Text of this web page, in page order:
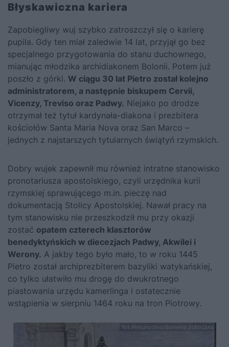
Błyskawiczna kariera
Zapobiegliwy wuj szybko zatroszczył się o karierę
pupila. Gdy ten miał zaledwie 14 lat, przyjął go bez
specjalnego przygotowania do stanu duchownego,
mianując młodzika archidiakonem Bolonii. Potem już
poszło z górki. W ciągu 30 lat Pietro został kolejno
administratorem, a następnie biskupem Cervii,
Vicenzy, Treviso oraz Padwy. Niejako po drodze
otrzymał też tytuł kardynała-diakona i prezbitera
kościołów Santa Maria Nova oraz San Marco –
jednych z najstarszych tytularnych świątyń rzymskich.
Dobry wujek zapewnił mu również intratne stanowisko
pronotariusza apostolskiego, czyli urzędnika kurii
rzymskiej sprawującego m.in. pieczę nad
dokumentacją Stolicy Apostolskiej. Nawał pracy na
tym stanowisku nie przeszkodził mu przy okazji
zostać opatem czterech klasztorów
benedyktyńskich w diecezjach Padwy, Akwilei i
Werony. A jakby tego było mało, to w roku 1445
Pietro został archiprezbiterem bazyliki watykańskiej,
co tylko ułatwiło mu drogę do dwukrotnego
piastowania urzędu kamerlinga i ostatecznie
wstąpienia w sierpniu 1464 roku na tron Piotrowy.
fot.Pinturicchio/domena publiczna